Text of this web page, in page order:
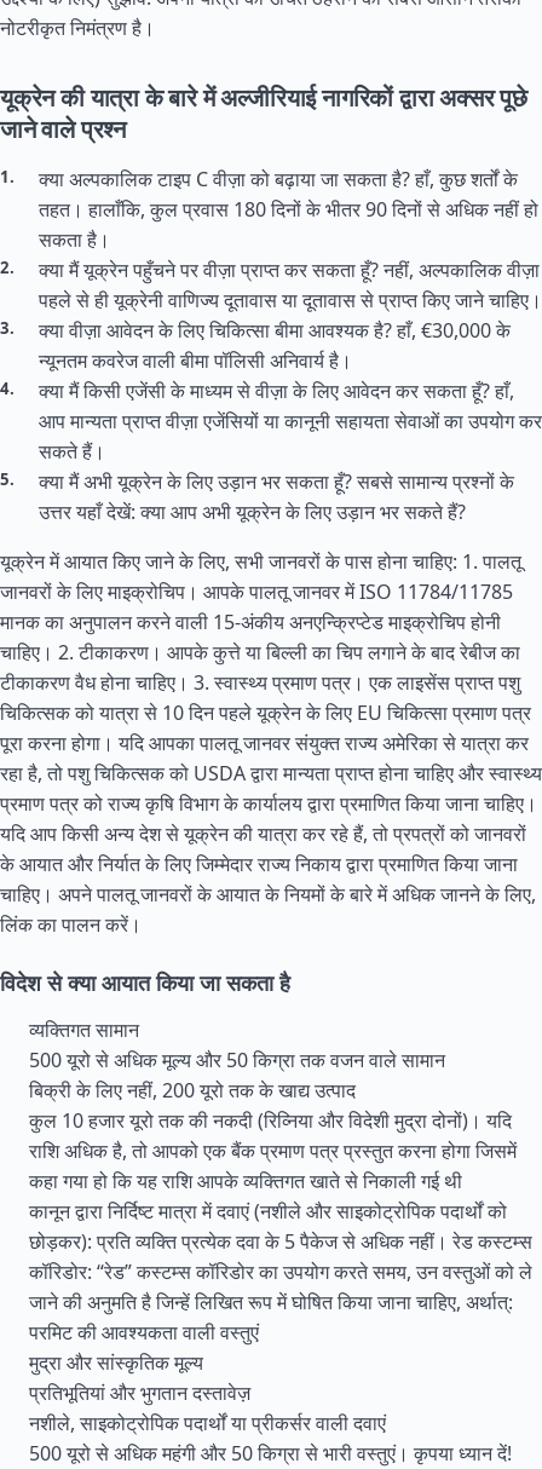
नोटरीकृत निमंत्रण है।
यूक्रेन की यात्रा के बारे में अल्जीरियाई नागरिकों द्वारा अक्सर पूछे
जाने वाले प्रश्न
क्या अल्पकालिक टाइप C वीज़ा को बढ़ाया जा सकता है? हाँ, कुछ शर्तों के
तहत। हालाँकि, कुल प्रवास 180 दिनों के भीतर 90 दिनों से अधिक नहीं हो
सकता है।
क्या मैं यूक्रेन पहुँचने पर वीज़ा प्राप्त कर सकता हूँ? नहीं, अल्पकालिक वीज़ा
पहले से ही यूक्रेनी वाणिज्य दूतावास या दूतावास से प्राप्त किए जाने चाहिए।
क्या वीज़ा आवेदन के लिए चिकित्सा बीमा आवश्यक है? हाँ, €30,000 के
न्यूनतम कवरेज वाली बीमा पॉलिसी अनिवार्य है।
क्या मैं किसी एजेंसी के माध्यम से वीज़ा के लिए आवेदन कर सकता हूँ? हाँ,
आप मान्यता प्राप्त वीज़ा एजेंसियों या कानूनी सहायता सेवाओं का उपयोग कर
सकते हैं।
क्या मैं अभी यूक्रेन के लिए उड़ान भर सकता हूँ? सबसे सामान्य प्रश्नों के
उत्तर यहाँ देखें: क्या आप अभी यूक्रेन के लिए उड़ान भर सकते हैं?
यूक्रेन में आयात किए जाने के लिए, सभी जानवरों के पास होना चाहिए: 1. पालतू
जानवरों के लिए माइक्रोचिप। आपके पालतू जानवर में ISO 11784/11785
मानक का अनुपालन करने वाली 15-अंकीय अनएन्क्रिप्टेड माइक्रोचिप होनी
चाहिए। 2. टीकाकरण। आपके कुत्ते या बिल्ली का चिप लगाने के बाद रेबीज का
टीकाकरण वैध होना चाहिए। 3. स्वास्थ्य प्रमाण पत्र। एक लाइसेंस प्राप्त पशु
चिकित्सक को यात्रा से 10 दिन पहले यूक्रेन के लिए EU चिकित्सा प्रमाण पत्र
पूरा करना होगा। यदि आपका पालतू जानवरसंयुक्त राज्यअमेरिका से यात्रा कर
रहा है, तो पशु चिकित्सक को USDA द्वारा मान्यता प्राप्त होना चाहिए और स्वास्थ्य
प्रमाण पत्र को राज्य कृषि विभाग के कार्यालय द्वारा प्रमाणित किया जाना चाहिए।
यदि आप किसी अन्य देश से यूक्रेन की यात्रा कर रहे हैं, तो प्रपत्रों को जानवरों
के आयात और निर्यात के लिए जिम्मेदार राज्य निकाय द्वारा प्रमाणित किया जाना
चाहिए। अपने पालतू जानवरों के आयात के नियमों के बारे में अधिक जानने के लिए,
लिंक का पालन करें।
विदेश से क्या आयात किया जा सकता है
व्यक्तिगत सामान
500 यूरो से अधिक मूल्य और 50 किग्रा तक वजन वाले सामान
बिक्री के लिए नहीं, 200 यूरो तक के खाद्य उत्पाद
कुल 10 हजार यूरो तक की नकदी (रिव्निया और विदेशी मुद्रा दोनों)। यदि
राशि अधिक है, तो आपको एक बैंक प्रमाण पत्र प्रस्तुत करना होगा जिसमें
कहा गया हो कि यह राशि आपके व्यक्तिगत खाते से निकाली गई थी
कानून द्वारा निर्दिष्ट मात्रा में दवाएं (नशीले और साइकोट्रोपिक पदार्थों को
छोड़कर): प्रति व्यक्ति प्रत्येक दवा के 5 पैकेज से अधिक नहीं। रेड कस्टम्स
कॉरिडोर: “रेड” कस्टम्स कॉरिडोर का उपयोग करते समय, उन वस्तुओं को ले
जाने की अनुमति है जिन्हें लिखित रूप में घोषित किया जाना चाहिए, अर्थात्:
परमिट की आवश्यकता वाली वस्तुएं
मुद्रा और सांस्कृतिक मूल्य
प्रतिभूतियां और भुगतान दस्तावेज़
नशीले, साइकोट्रोपिक पदार्थों या प्रीकर्सर वाली दवाएं
500 यूरो से अधिक महंगी और 50 किग्रा से भारी वस्तुएं। कृपया ध्यान दें!